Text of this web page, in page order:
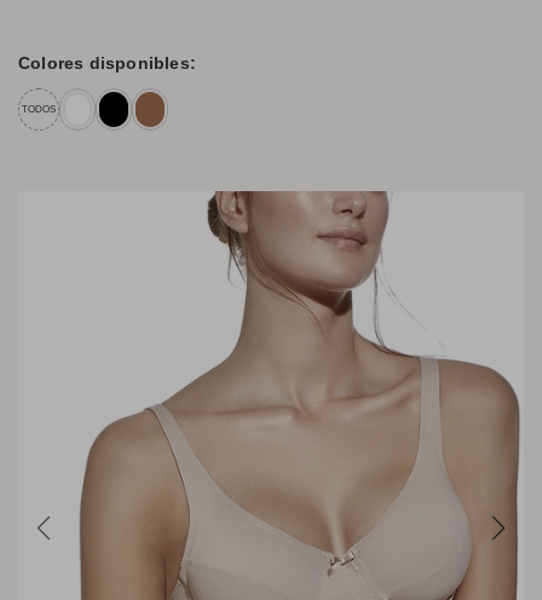
Colores disponibles:
TODOS